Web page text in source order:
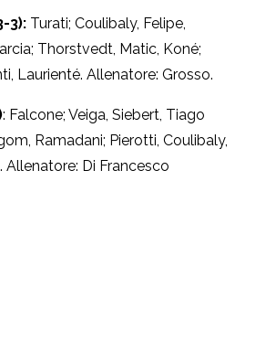
3): Turati; Coulibaly, Felipe,
Thorstvedt, Matic, Koné;
Laurienté. Allenatore: Grosso.
: Falcone; Veiga, Siebert, Tiago
Ramadani; Pierotti, Coulibaly,
Allenatore: Di Francesco